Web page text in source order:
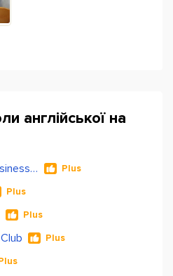
англійської на
My English by Business Language Plus
Plus
Plus
Plus